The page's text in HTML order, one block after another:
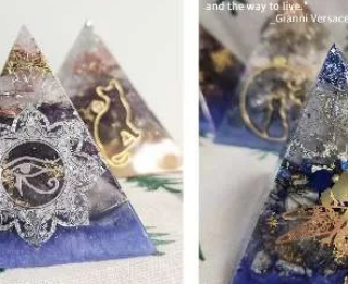
紹讓我可以一直教授直傳靈氣。...